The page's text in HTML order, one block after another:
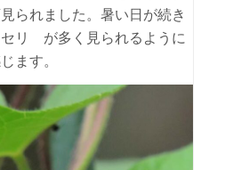
られました。暑い日が続き
セリ が多く見られるように
ます。